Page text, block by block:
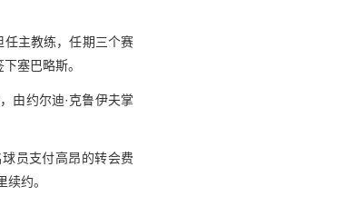
主教练，任期三个赛
塞巴略斯。
由约尔迪·克鲁伊夫掌
员支付高昂的转会费
约。